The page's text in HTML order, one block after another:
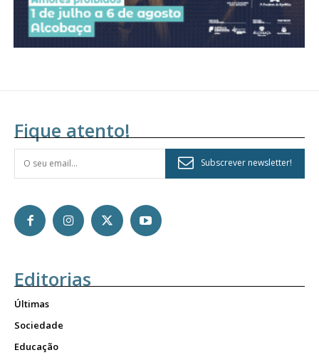
Fique atento!
Subscrever newsletter!
Editorias
Últimas
Sociedade
Educação